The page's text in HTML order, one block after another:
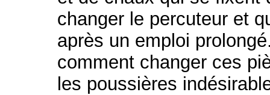
changer le percuteur et
après un emploi
comment changer ces
les poussières